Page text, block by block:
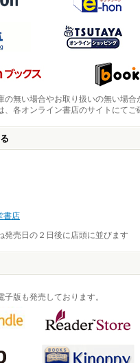
無い場合やお取り扱いの無い場合
各オンライン書店のサイトにてご
書店
売日の２日後に店頭に並びます
子版も発売しております。